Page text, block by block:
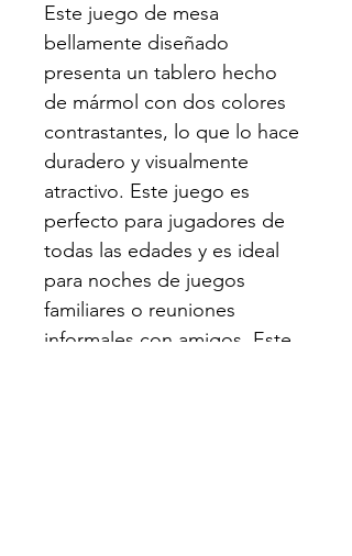
Este juego de mesa
bellamente diseñado
presenta un tablero hecho
de mármol con dos colores
contrastantes, lo que lo hace
duradero y visualmente
atractivo. Este juego es
perfecto para jugadores de
todas las edades y es ideal
para noches de juegos
familiares o reuniones
informales con amigos. Este